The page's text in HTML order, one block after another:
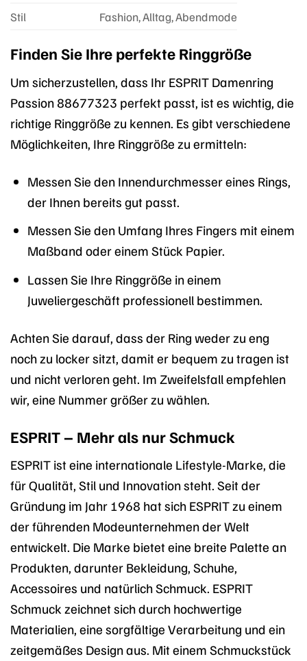
Stil
Fashion, Alltag, Abendmode
Finden Sie Ihre perfekte Ringgröße
Um sicherzustellen, dass Ihr ESPRIT Damenring
Passion 88677323 perfekt passt, ist es wichtig, die
richtige Ringgröße zu kennen. Es gibt verschiedene
Möglichkeiten, Ihre Ringgröße zu ermitteln:
Messen Sie den Innendurchmesser eines Rings,
der Ihnen bereits gut passt.
Messen Sie den Umfang Ihres Fingers mit einem
Maßband oder einem Stück Papier.
Lassen Sie Ihre Ringgröße in einem
Juweliergeschäft professionell bestimmen.
Achten Sie darauf, dass der Ring weder zu eng
noch zu locker sitzt, damit er bequem zu tragen ist
und nicht verloren geht. Im Zweifelsfall empfehlen
wir, eine Nummer größer zu wählen.
ESPRIT – Mehr als nur Schmuck
ESPRIT ist eine internationale Lifestyle-Marke, die
für Qualität, Stil und Innovation steht. Seit der
Gründung im Jahr 1968 hat sich ESPRIT zu einem
der führenden Modeunternehmen der Welt
entwickelt. Die Marke bietet eine breite Palette an
Produkten, darunter Bekleidung, Schuhe,
Accessoires und natürlich Schmuck. ESPRIT
Schmuck zeichnet sich durch hochwertige
Materialien, eine sorgfältige Verarbeitung und ein
zeitgemäßes Design aus. Mit einem Schmuckstück